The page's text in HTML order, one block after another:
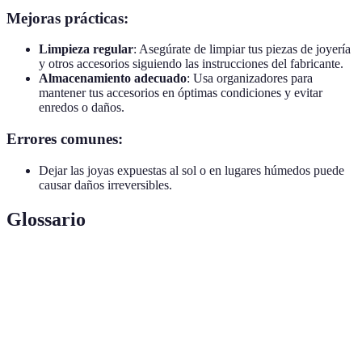
Mejoras prácticas:
Limpieza regular: Asegúrate de limpiar tus piezas de joyería
y otros accesorios siguiendo las instrucciones del fabricante.
Almacenamiento adecuado: Usa organizadores para
mantener tus accesorios en óptimas condiciones y evitar
enredos o daños.
Errores comunes:
Dejar las joyas expuestas al sol o en lugares húmedos puede
causar daños irreversibles.
Glossario